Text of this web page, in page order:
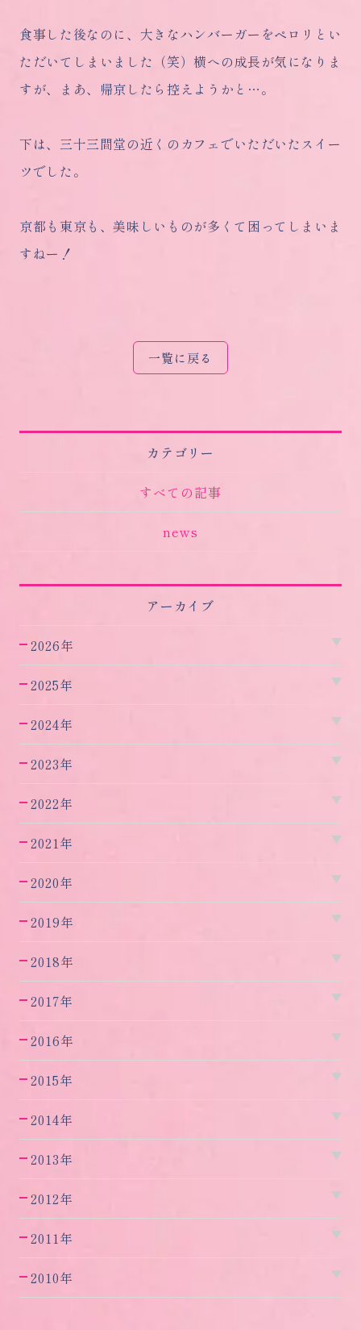
カテゴリー
すべての記事
news
アーカイブ
2026年
2025年
2024年
2023年
2022年
2021年
2020年
2019年
2018年
2017年
2016年
2015年
2014年
2013年
2012年
2011年
2010年
食事した後なのに、大きなハンバーガーをペロリとい
ただいてしまいました（笑）横への成長が気になりま
すが、まあ、帰京したら控えようかと…。
下は、三十三間堂の近くのカフェでいただいたスイー
ツでした。
京都も東京も、美味しいものが多くて困ってしまいま
すねー！
一覧に戻る